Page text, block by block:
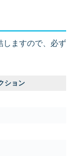
しますので、必ず
ション